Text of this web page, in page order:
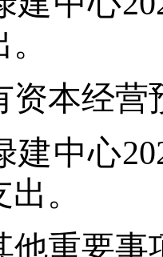
资本经营
建中心
。
他重要事